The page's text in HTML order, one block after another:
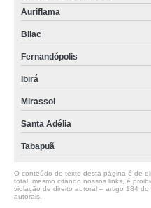
Auriflama
Bilac
Fernandópolis
Ibirá
Mirassol
Santa Adélia
Tabapuã
O conteúdo do texto desta página é de
total, mesmo citando nossos links, é
violação de direito autoral – artigo 184
autorais